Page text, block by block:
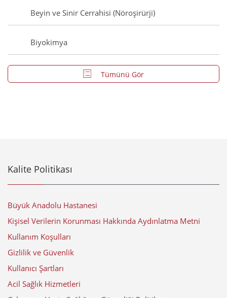
Beyin ve Sinir Cerrahisi (Nöroşirürji)
Biyokimya
Tümünü Gör
Kalite Politikası
Büyük Anadolu Hastanesi
Kişisel Verilerin Korunması Hakkında Aydınlatma Metni
Kullanım Koşulları
Gizlilik ve Güvenlik
Kullanıcı Şartları
Acil Sağlık Hizmetleri